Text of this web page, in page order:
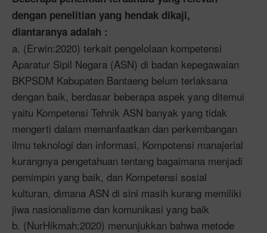
dengan penelitian yang hendak dikaji,
diantaranya adalah :
a. (Erwin:2020) terkait pengelolaan kompetensi
Aparatur Sipil Negara (ASN) di badan kepegawaian
BKPSDM Kabupaten Bantaeng belum terlaksana
dengan baik, berdasar beberapa aspek yang ditemui
yaitu Kompetensi Tehnik ASN banyak yang tidak
mengerti dalam memanfaatkan dan perkembangan
ilmu teknologi dan informasi, Kompotensi manajerial
kurangnya pengetahuan tentang bagaimana menjadi
pemimpin yang baik, dan Kompetensi sosial
kulturan, dimana ASN di sini masih kurang memiliki
jiwa nasionalisme dan komunikasi yang baik
b. (NurHikmah:2020) menunjukkan bahwa metode